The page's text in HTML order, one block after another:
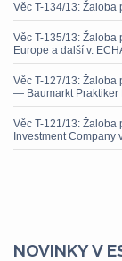
Věc T-134/13:
Věc T-135/13:
Europe a další v.
Věc T-127/13: Žaloba
— Baumarkt Praktiker
Věc T-121/13:
Investment Company
NOVINKY V